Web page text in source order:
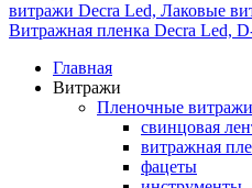
витражи Decra Led, Лаковые
Витражная пленка Decra Led,
Главная
Витражи
Пленочные витражи
свинцовая
витражная
фацеты